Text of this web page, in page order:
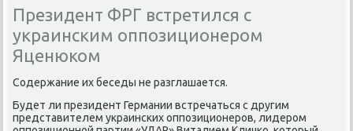
Президент ФРГ встретился с
украинским оппозиционером
Яценюком
Содержание их беседы не разглашается.
Будет ли президент Германии встречаться с другим
представителем украинских оппозиционеров, лидером